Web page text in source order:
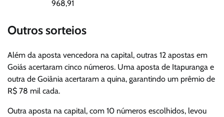
968,91
Outros sorteios
Além da aposta vencedora na capital, outras 12 apostas em
Goiás acertaram cinco números. Uma aposta de Itapuranga e
outra de Goiânia acertaram a quina, garantindo um prêmio de
R$ 78 mil cada.
Outra aposta na capital, com 10 números escolhidos, levou